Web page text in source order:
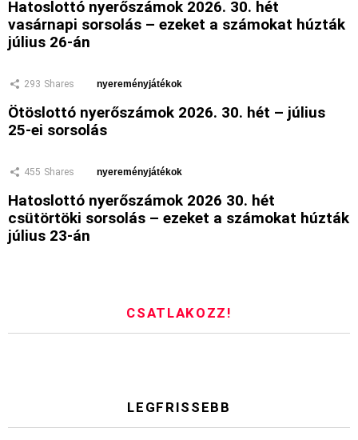
Hatoslottó nyerőszámok 2026. 30. hét
vasárnapi sorsolás – ezeket a számokat húzták
július 26-án
293 Shares nyereményjátékok
Ötöslottó nyerőszámok 2026. 30. hét – július
25-ei sorsolás
455 Shares nyereményjátékok
Hatoslottó nyerőszámok 2026 30. hét
csütörtöki sorsolás – ezeket a számokat húzták
július 23-án
CSATLAKOZZ!
LEGFRISSEBB